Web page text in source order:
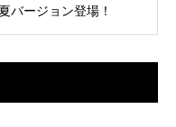
バージョン登場！